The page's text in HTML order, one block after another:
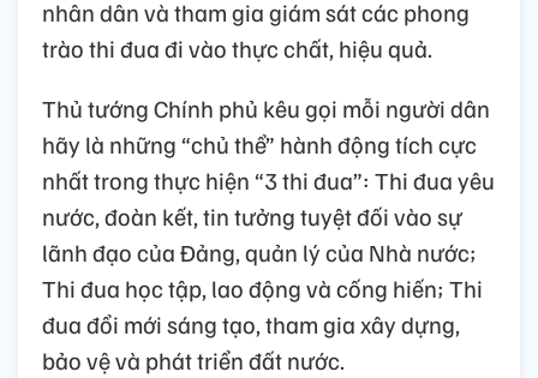
nhân dân và tham gia giám sát các phong
trào thi đua đi vào thực chất, hiệu quả.
Thủ tướng Chính phủ kêu gọi mỗi người dân
hãy là những “chủ thể” hành động tích cực
nhất trong thực hiện “3 thi đua”: Thi đua yêu
nước, đoàn kết, tin tưởng tuyệt đối vào sự
lãnh đạo của Đảng, quản lý của Nhà nước;
Thi đua học tập, lao động và cống hiến; Thi
đua đổi mới sáng tạo, tham gia xây dựng,
bảo vệ và phát triển đất nước.